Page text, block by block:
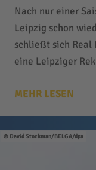
Nach nur einer
Leipzig schon
schließt sich Real
eine Leipziger
MEHR LESEN
David Stockman/BELGA/dpa